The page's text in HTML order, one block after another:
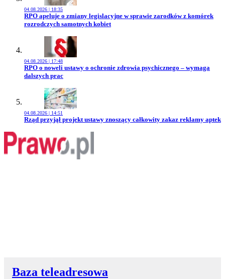
04.08.2026 | 18:35
Przejdź do artykułu:
RPO apeluje o zmiany legislacyjne w sprawie zarodków z komórek
rozrodczych samotnych kobiet
04.08.2026 | 17:48
Przejdź do artykułu:
RPO o noweli ustawy o ochronie zdrowia psychicznego – wymaga
dalszych prac
04.08.2026 | 14:51
Przejdź do artykułu:
Rząd przyjął projekt ustawy znoszący całkowity zakaz reklamy aptek
Baza teleadresowa